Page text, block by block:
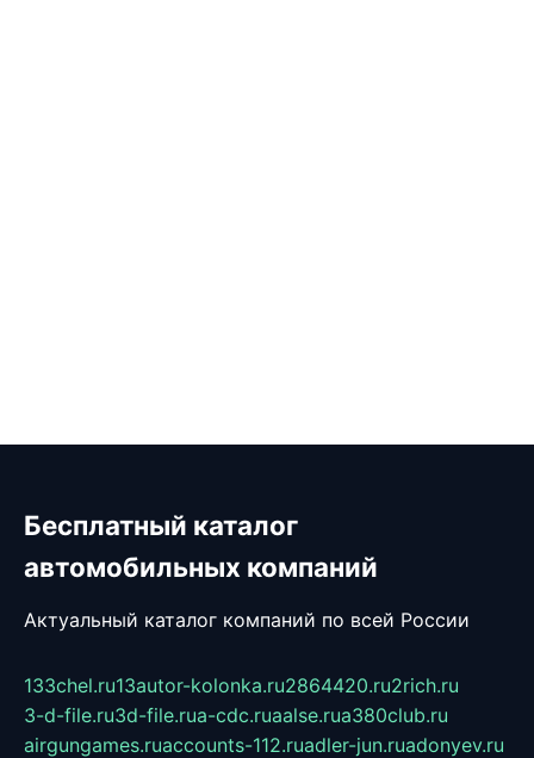
Бесплатный каталог
автомобильных компаний
Актуальный каталог компаний по всей России
133chel.ru13autor-kolonka.ru2864420.ru2rich.ru
3-d-file.ru3d-file.rua-cdc.ruaalse.rua380club.ru
airgungames.ruaccounts-112.ruadler-jun.ruadonyev.ru